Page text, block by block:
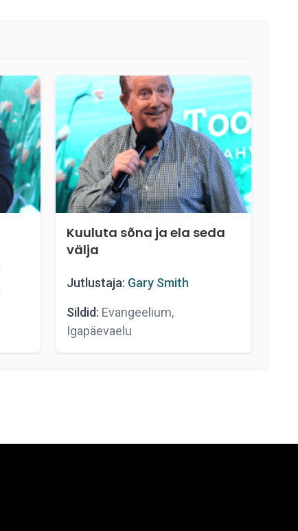
Kuuluta sõna ja ela seda
välja
Jutlustaja: Gary Smith
Sildid: Evangeelium,
Igapäevaelu